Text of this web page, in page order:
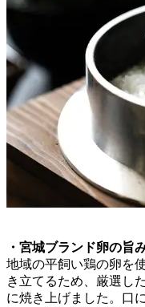
・宮城ブランド卵の旨
地域の平飼い鶏の卵を
き立てるため、厳選し
に焼き上げました。口